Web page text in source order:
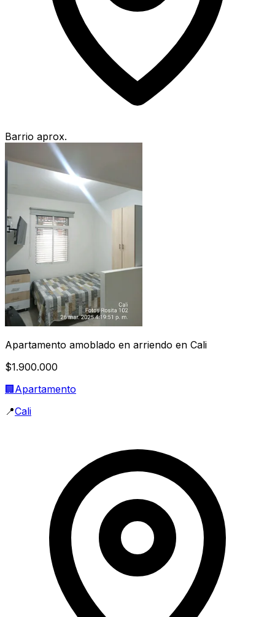
Barrio aprox.
Apartamento amoblado en arriendo en Cali
$1.900.000
🏢Apartamento
📍Cali